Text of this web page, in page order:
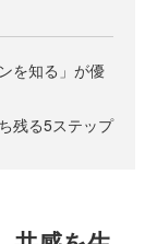
を知る」が優
残る5ステップ